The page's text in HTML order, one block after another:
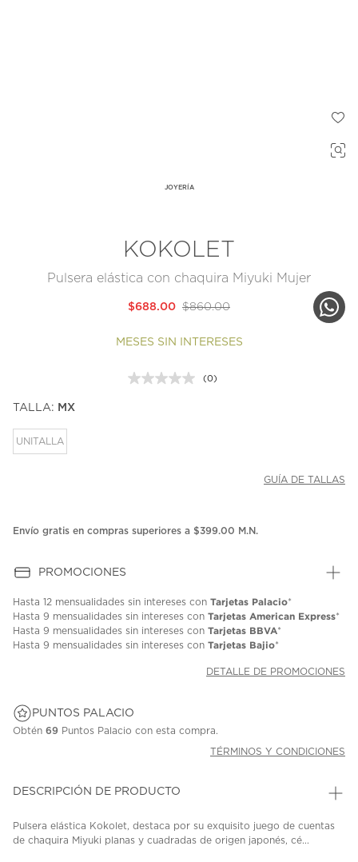
JOYERÍA
KOKOLET
Pulsera elástica con chaquira Miyuki Mujer
$860.00
$688.00
MESES SIN INTERESES
Sin
(0)
TALLA: MX
UNITALLA
GUÍA DE TALLAS
Envío gratis en compras superiores a $399.00 M.N.
PROMOCIONES
Hasta 12 mensualidades sin intereses con Tarjetas Palacio*
Hasta 9 mensualidades sin intereses con Tarjetas American Express*
Hasta 9 mensualidades sin intereses con Tarjetas BBVA*
Hasta 9 mensualidades sin intereses con Tarjetas Bajio*
DETALLE DE PROMOCIONES
PUNTOS PALACIO
Obtén 69 Puntos Palacio con esta compra.
TÉRMINOS Y CONDICIONES
DESCRIPCIÓN DE PRODUCTO
Pulsera elástica Kokolet, destaca por su exquisito juego de cuentas
de chaquira Miyuki planas y cuadradas de origen japonés, cé...